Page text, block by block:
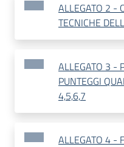
ALLEGATO 2 -
TECNICHE
ALLEGATO 3 -
PUNTEGGI
4,5,6,7
ALLEGATO 4 -